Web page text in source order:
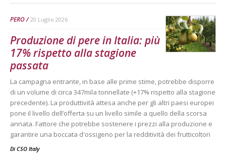
PERO 20 Luglio 2026
Produzione di pere in Italia: più
17% rispetto alla stagione
passata
La campagna entrante, in base alle prime stime, potrebbe disporre
di un volume di circa 347mila tonnellate (+17% rispetto alla stagione
precedente). La produttività attesa anche per gli altri paesi europei
pone il livello dell’offerta su un livello simile a quello della scorsa
annata. Fattore che potrebbe sostenere i prezzi alla produzione e
garantire una boccata d'ossigeno per la redditività dei frutticoltori
Di CSO Italy